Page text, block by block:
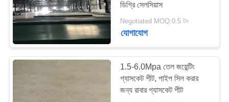
ডিগ্রি সেলসিয়াস
Negotiated MOQ:0.5 টন
যোগাযোগ
1.5-6.0Mpa তেল জয়েন্টিং
গ্যাসকেট শীট, পাইপ সিল করার
জন্য রাবার গ্যাসকেট শীট